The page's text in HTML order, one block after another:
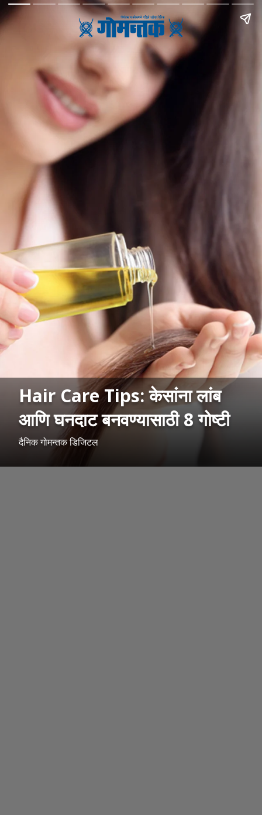
Hair Care Tips: केसांना लांब
आणि घनदाट बनवण्यासाठी 8 गोष्टी
दैनिक गोमन्तक डिजिटल